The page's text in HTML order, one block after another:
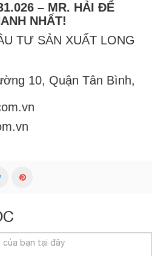
– MR. HẢI ĐỂ
NHẤT!
TƯ SẢN XUẤT LONG
10, Quận Tân Bình,